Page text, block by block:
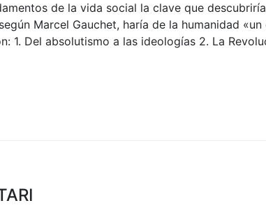
de la vida social la clave que
Marcel Gauchet, haría de la humanidad
1. Del absolutismo a las ideologías 2. La